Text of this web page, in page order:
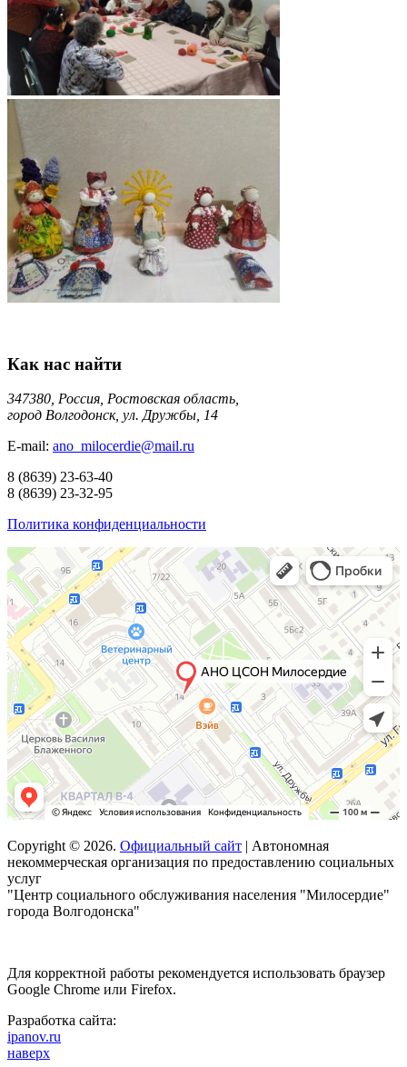
Как нас найти
347380, Россия, Ростовская область,
город Волгодонск, ул. Дружбы, 14
E-mail: ano_milocerdie@mail.ru
8 (8639) 23-63-40
8 (8639) 23-32-95
Политика конфиденциальности
Copyright © 2026. Официальный сайт | Автономная
некоммерческая организация по предоставлению социальных
услуг
"Центр социального обслуживания населения "Милосердие"
города Волгодонска"
Для корректной работы рекомендуется использовать браузер
Google Chrome или Firefox.
Разработка сайта:
ipanov.ru
наверх